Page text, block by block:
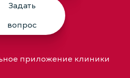
Задать
вопрос
приложение клиники